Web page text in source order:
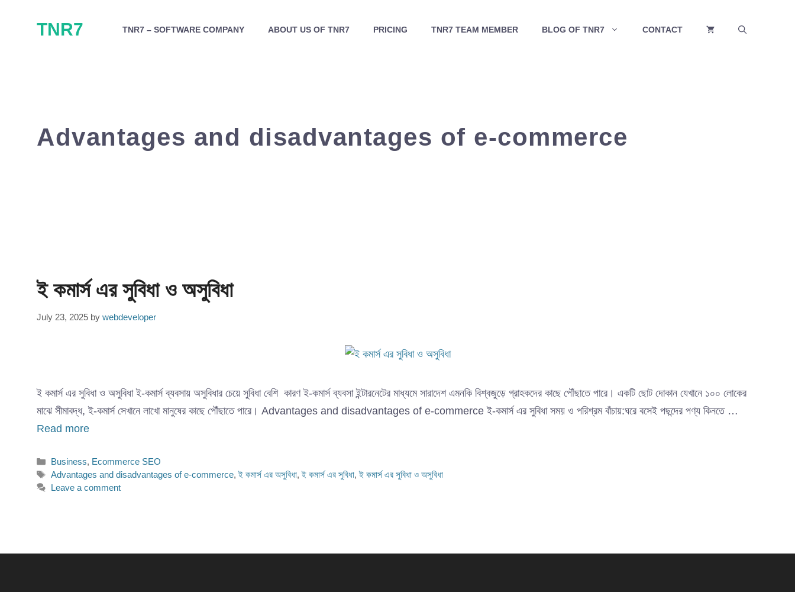
TNR7 TNR7 – SOFTWARE COMPANY ABOUT US OF TNR7 PRICING TNR7 TEAM MEMBER BLOG OF TNR7 CONTACT
Advantages and disadvantages of e-commerce
ই কমার্স এর সুবিধা ও অসুবিধা
July 23, 2025 by webdeveloper
ই কমার্স এর সুবিধা ও অসুবিধা ই-কমার্স ব্যবসায় অসুবিধার চেয়ে সুবিধা বেশি কারণ ই-কমার্স ব্যবসা ইন্টারনেটের মাধ্যমে সারাদেশ এমনকি বিশ্বজুড়ে গ্রাহকদের কাছে পৌঁছাতে পারে। একটি ছোট দোকান যেখানে ১০০ লোকের
মাঝে সীমাবদ্ধ, ই-কমার্স সেখানে লাখো মানুষের কাছে পৌঁছাতে পারে। Advantages and disadvantages of e-commerce ই-কমার্স এর সুবিধা সময় ও পরিশ্রম বাঁচায়:ঘরে বসেই পছন্দের পণ্য কিনতে …
Read more
Categories
Business, Ecommerce SEO
Tags
Advantages and disadvantages of e-commerce,ই কমার্স এর অসুবিধা,ই কমার্স এর সুবিধা,ই কমার্স এর সুবিধা ও অসুবিধা
Leave a comment